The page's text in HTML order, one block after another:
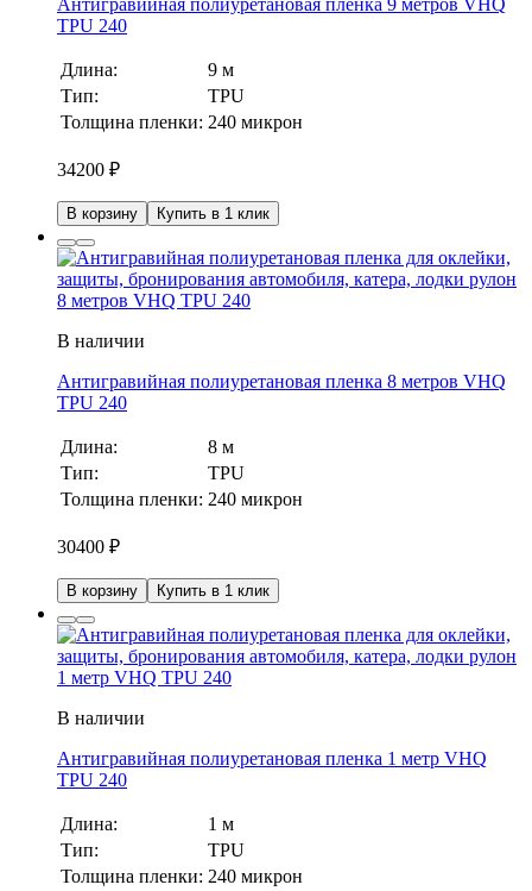
TPU 240
Длина:
9 м
Тип:
TPU
Толщина пленки: 240 микрон
34200 ₽
В корзину Купить в 1 клик
В наличии
Антигравийная полиуретановая пленка 8 метров VHQ
TPU 240
Длина:
8 м
Тип:
TPU
Толщина пленки: 240 микрон
30400 ₽
В корзину Купить в 1 клик
В наличии
Антигравийная полиуретановая пленка 1 метр VHQ
TPU 240
Длина:
1 м
Тип:
TPU
Толщина пленки: 240 микрон